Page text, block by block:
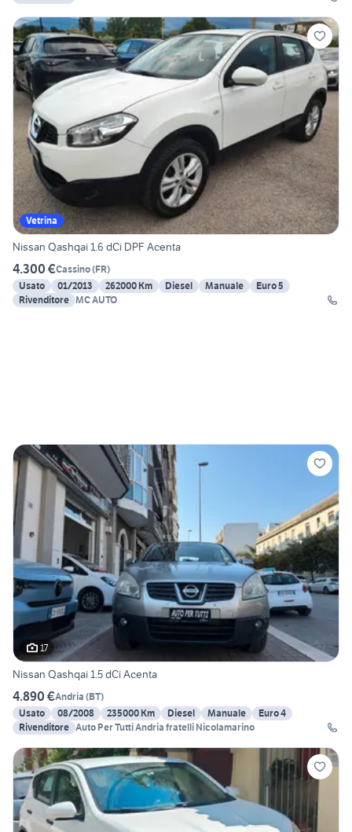
Vetrina
Nissan Qashqai 1.6 dCi DPF Acenta
4.300 €Cassino(FR)
Usato
01/2013 262000 Km Diesel Manuale
Euro 5
Rivenditore MC AUTO
17
Nissan Qashqai 1.5 dCi Acenta
4.890 €Andria (BT)
Usato
08/2008 235000 Km Diesel Manuale
Euro 4
Rivenditore Auto Per Tutti Andria fratelli Nicolamarino